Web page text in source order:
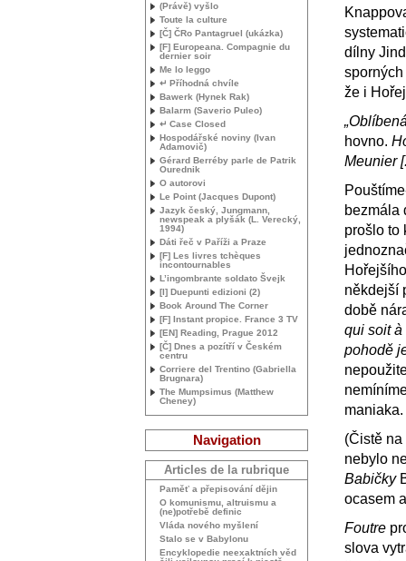
dílny
že i
hovno.
Meunier
bezmála
prošlo to
někdejší
době
qui soit à
pohodě
maniaka.
(Čistě na
nebylo
Babičky
ocasem
Foutre
slova
(Právě) vyšlo
Toute la culture
[Č] ČRo Pantagruel (ukázka)
[F] Europeana. Compagnie du
dernier soir
Me lo leggo
↵ Příhodná chvíle
Bawerk (Hynek Rak)
Balarm (Saverio Puleo)
↵ Case Closed
Hospodářské noviny (Ivan
Adamovič)
Gérard Berréby parle de Patrik
Ourednik
O autorovi
Le Point (Jacques Dupont)
Jazyk český, Jungmann,
newspeak a plyšák (L. Verecký,
1994)
Dáti řeč v Paříži a Praze
[F] Les livres tchèques
incontournables
L’ingombrante soldato Švejk
[I] Duepunti edizioni (2)
Book Around The Corner
[F] Instant propice. France 3 TV
[EN] Reading, Prague 2012
[Č] Dnes a pozítří v Českém
centru
Corriere del Trentino (Gabriella
Brugnara)
The Mumpsimus (Matthew
Cheney)
Navigation
Articles de la rubrique
Paměť a přepisování dějin
O komunismu, altruismu a
(ne)potřebě definic
Vláda nového myšlení
Stalo se v Babylonu
Encyklopedie neexaktních věd